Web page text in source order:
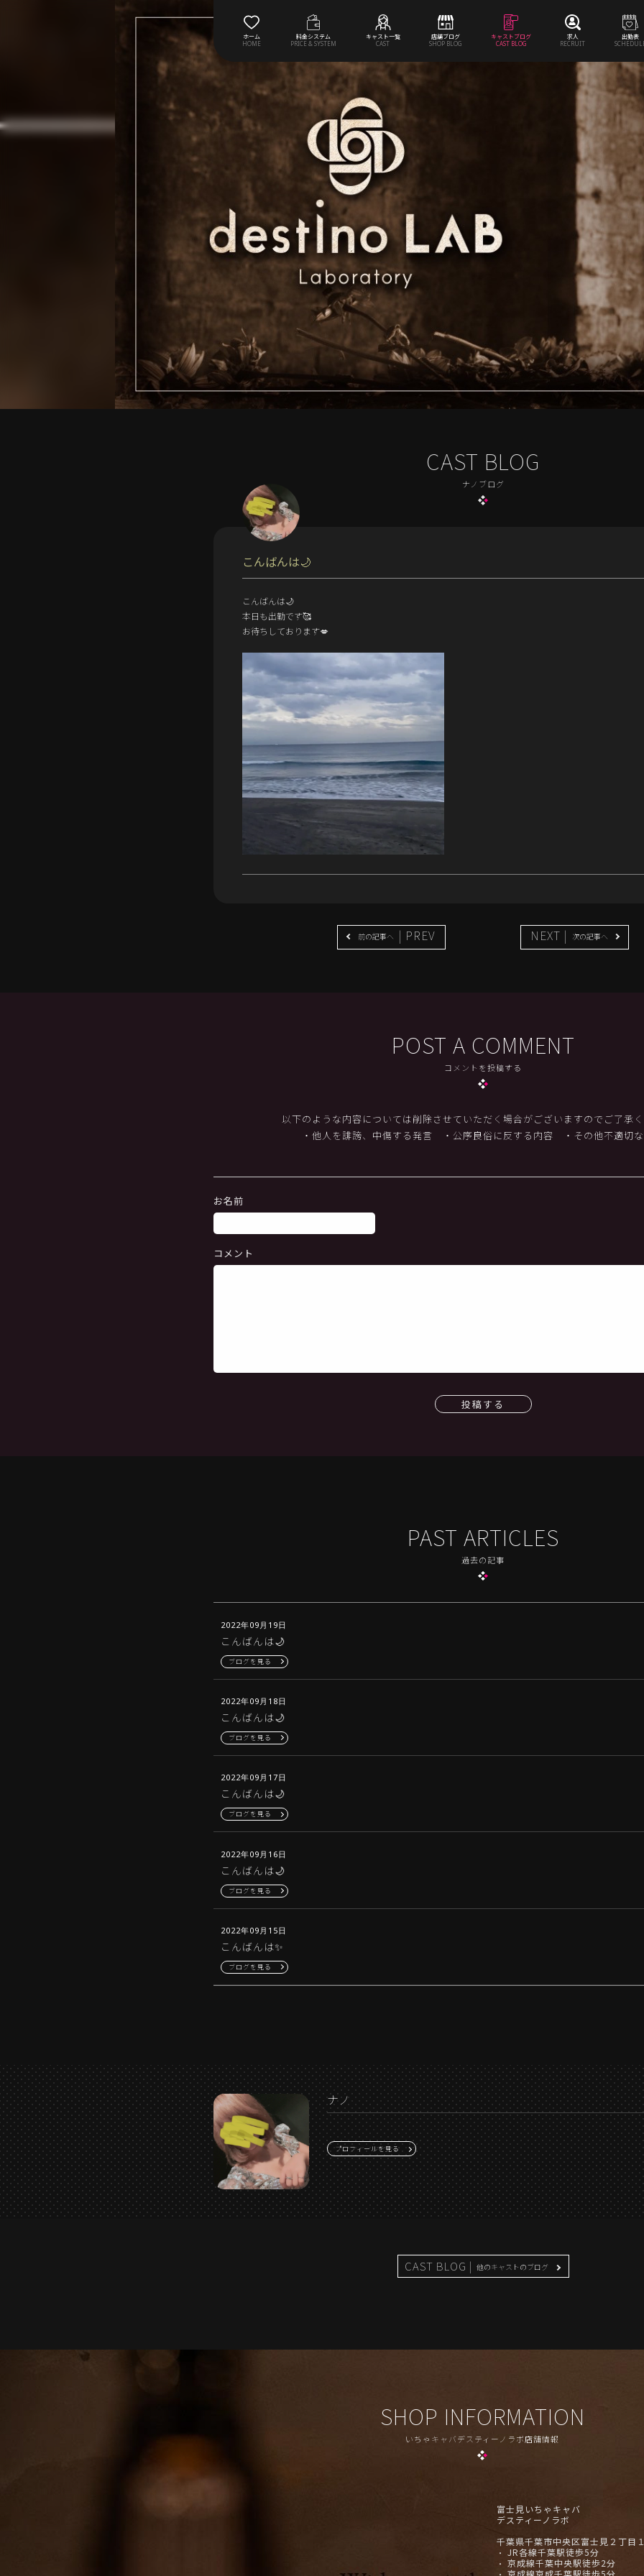
ホーム
HOME
料金システム
PRICE & SYSTEM
キャスト一覧
CAST
店舗ブログ
SHOP BLOG
キャストブログ
CAST BLOG
求人
RECRUIT
出勤表
CAST BLOG
ナノブログ
こんばんは🌙
こんばんは🌙
本日も出勤です🥰
お待ちしております💋
前の記事へ | PREV NEXT | 次の記事へ
POST A COMMENT
コメントを投稿する
以下のような内容については削除させていただく場合がございますのでご了承く
・他人を誹謗、中傷する発言
・公序良俗に反する内容 ・その他不適切
お名前
コメント
投稿する
PAST ARTICLES
過去の記事
2022年09月19日
こんばんは🌙
ブログを見る
2022年09月18日
こんばんは🌙
ブログを見る
2022年09月17日
こんばんは🌙
ブログを見る
2022年09月16日
こんばんは🌙
ブログを見る
2022年09月15日
こんばんは✨
ブログを見る
ナノ
プロフィールを見る
CAST BLOG | 他のキャストのブログ
SHOP INFORMATION
いちゃキャバデスティーノラボ店舗情報
富士見いちゃキャバ
デスティーノラボ
千葉県千葉市中央区富士見２丁目
・ JR各線千葉駅徒歩5分
・ 京成線千葉中央駅徒歩2分
京成線京成千葉駅徒歩5分